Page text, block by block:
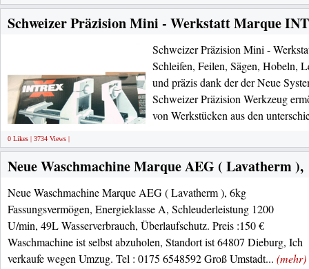
Schweizer Präzision Mini - Werkstatt Marque
Schweizer Präzision Mini -
Schleifen, Feilen, Sägen, Hobeln,
und präzis dank der der Neue
Schweizer Präzision Werkzeug
von Werkstücken aus den
0 Likes | 3734 Views |
Neue Waschmachine Marque AEG ( Lavatherm ),
Neue Waschmachine Marque AEG ( Lavatherm ), 6kg
Fassungsvermögen, Energieklasse A, Schleuderleistung 1200
U/min, 49L Wasserverbrauch, Überlaufschutz. Preis :150 €
Waschmachine ist selbst abzuholen, Standort ist 64807 Dieburg, Ich
verkaufe wegen Umzug. Tel : 0175 6548592 Groß Umstadt... (mehr)